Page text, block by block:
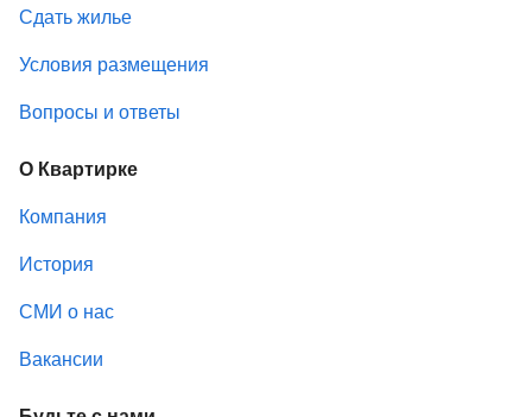
Сдать жилье
Условия размещения
Вопросы и ответы
О Квартирке
Компания
История
СМИ о нас
Вакансии